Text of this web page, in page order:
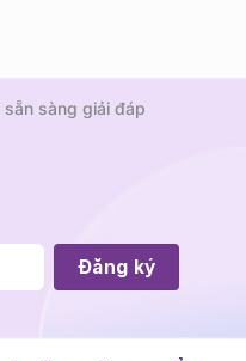
sẵn sàng giải đáp